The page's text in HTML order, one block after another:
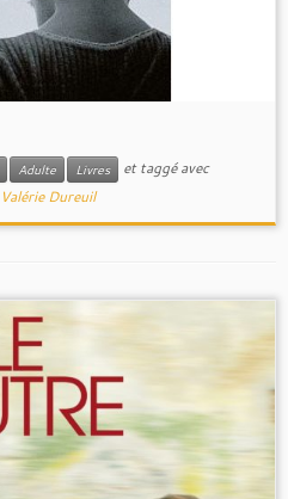
Adulte Livres et taggé avec
Valérie Dureuil